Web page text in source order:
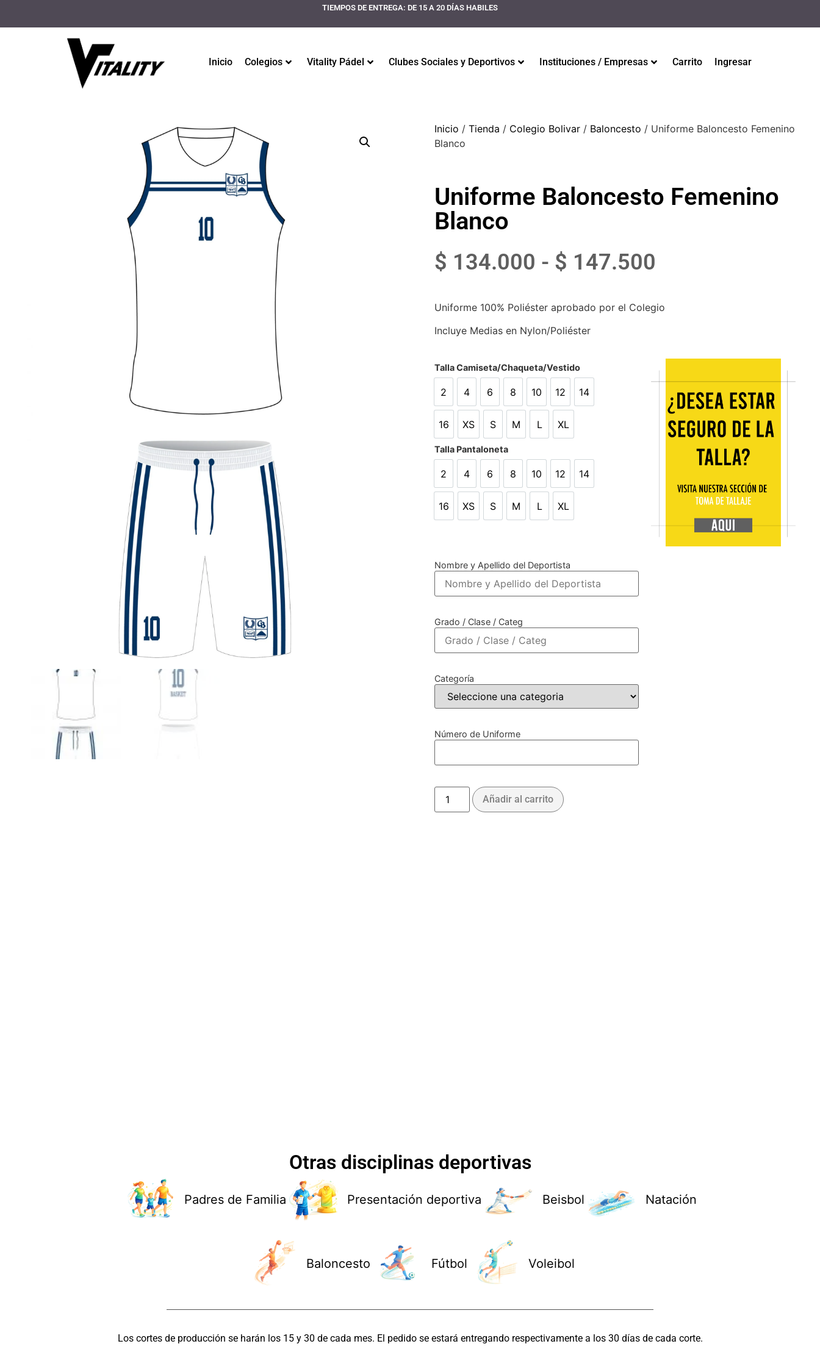
TIEMPOS DE ENTREGA: DE 15 A 20 DÍAS HABILES
Inicio Colegios Vitality Pádel Clubes Sociales y Deportivos Instituciones / Empresas Carrito Ingresar
Inicio / Tienda / Colegio Bolivar / Baloncesto / Uniforme Baloncesto Femenino
Blanco
Uniforme Baloncesto Femenino
Blanco
$ 134.000 - $ 147.500
Uniforme 100% Poliéster aprobado por el Colegio
Incluye Medias en Nylon/Poliéster
Talla Camiseta/Chaqueta/Vestido
2
2
4
4
6
6
8
8
10
10
12
12
14
14
16
16
XS
XS
S
S
M
M
L
L
XL
XL
Talla Pantaloneta
2
2
4
4
6
6
8
8
10
10
12
12
14
14
16
16
XS
XS
S
S
M
M
L
L
XL
XL
Nombre y Apellido del Deportista
Grado / Clase / Categ
Categoría
Número de Uniforme
Añadir al carrito
Otras disciplinas deportivas
Padres de Familia Presentación deportiva Beisbol Natación
Baloncesto Fútbol Voleibol
Los cortes de producción se harán los 15 y 30 de cada mes. El pedido se estará entregando respectivamente a los 30 días de cada corte.